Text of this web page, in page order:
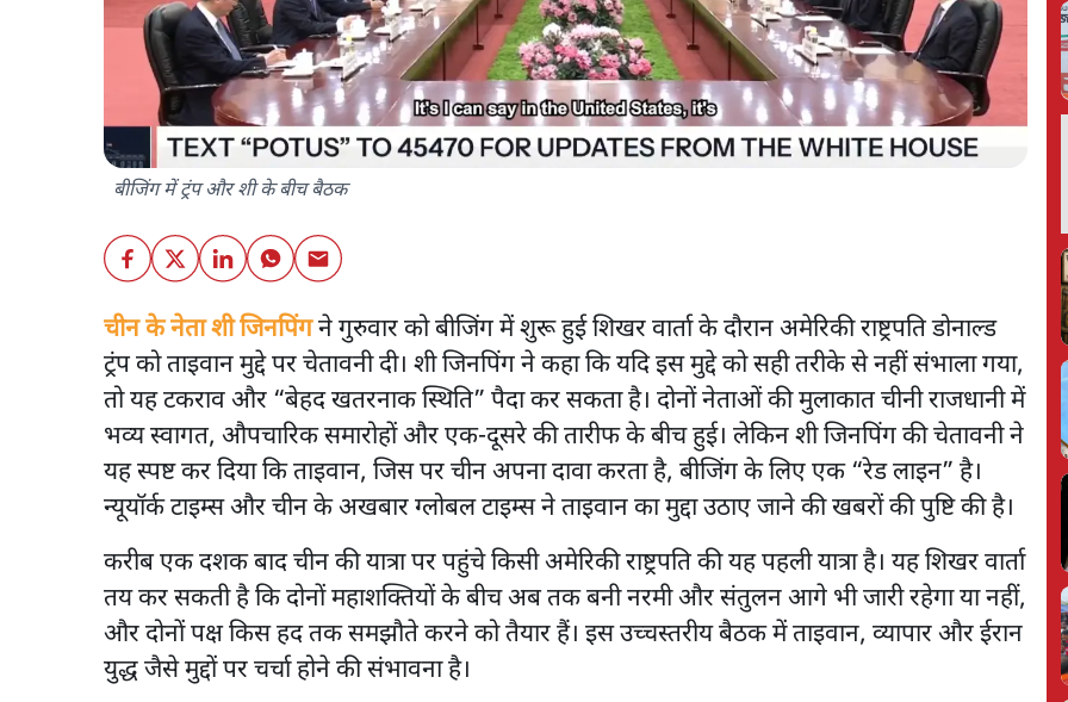
बीजिंग में ट्रंप और शी के बीच बैठक
चीन के नेता शी जिनपिंगने गुरुवार को बीजिंग में शुरू हुई शिखर वार्ता के दौरान अमेरिकी राष्ट्रपति डोनाल्ड
ट्रंप को ताइवान मुद्दे पर चेतावनी दी। शी जिनपिंग ने कहा कि यदि इस मुद्दे को सही तरीके से नहीं संभाला गया,
तो यह टकराव और “बेहद खतरनाक स्थिति” पैदा कर सकता है। दोनों नेताओं की मुलाकात चीनी राजधानी में
भव्य स्वागत, औपचारिक समारोहों और एक-दूसरे की तारीफ के बीच हुई। लेकिन शी जिनपिंग की चेतावनी ने
यह स्पष्ट कर दिया कि ताइवान, जिस पर चीन अपना दावा करता है, बीजिंग के लिए एक “रेड लाइन” है।
न्यूयॉर्क टाइम्स और चीन के अखबार ग्लोबल टाइम्स ने ताइवान का मुद्दा उठाए जाने की खबरों की पुष्टि की है।
करीब एक दशक बाद चीन की यात्रा पर पहुंचे किसी अमेरिकी राष्ट्रपति की यह पहली यात्रा है। यह शिखर वार्ता
तय कर सकती है कि दोनों महाशक्तियों के बीच अब तक बनी नरमी और संतुलन आगे भी जारी रहेगा या नहीं,
और दोनों पक्ष किस हद तक समझौते करने को तैयार हैं। इस उच्चस्तरीय बैठक में ताइवान, व्यापार और ईरान
युद्ध जैसे मुद्दों पर चर्चा होने की संभावना है।